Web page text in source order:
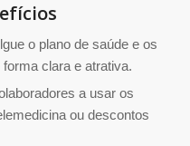
o plano de saúde e os
clara e atrativa.
a usar os
ou descontos